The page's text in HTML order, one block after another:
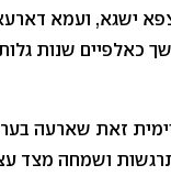
ישגא, ועמא דארעא
כאלפיים שנות
זאת שארעה
ושמחה מצד